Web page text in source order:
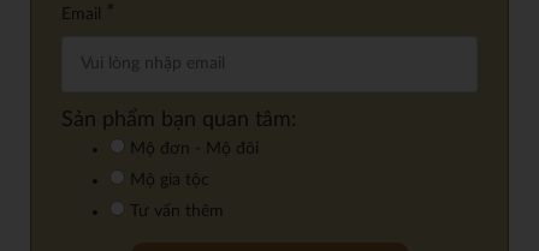
Email *
Sản phẩm bạn quan tâm:
Mộ đơn - Mộ đôi
Mộ gia tộc
Tư vấn thêm